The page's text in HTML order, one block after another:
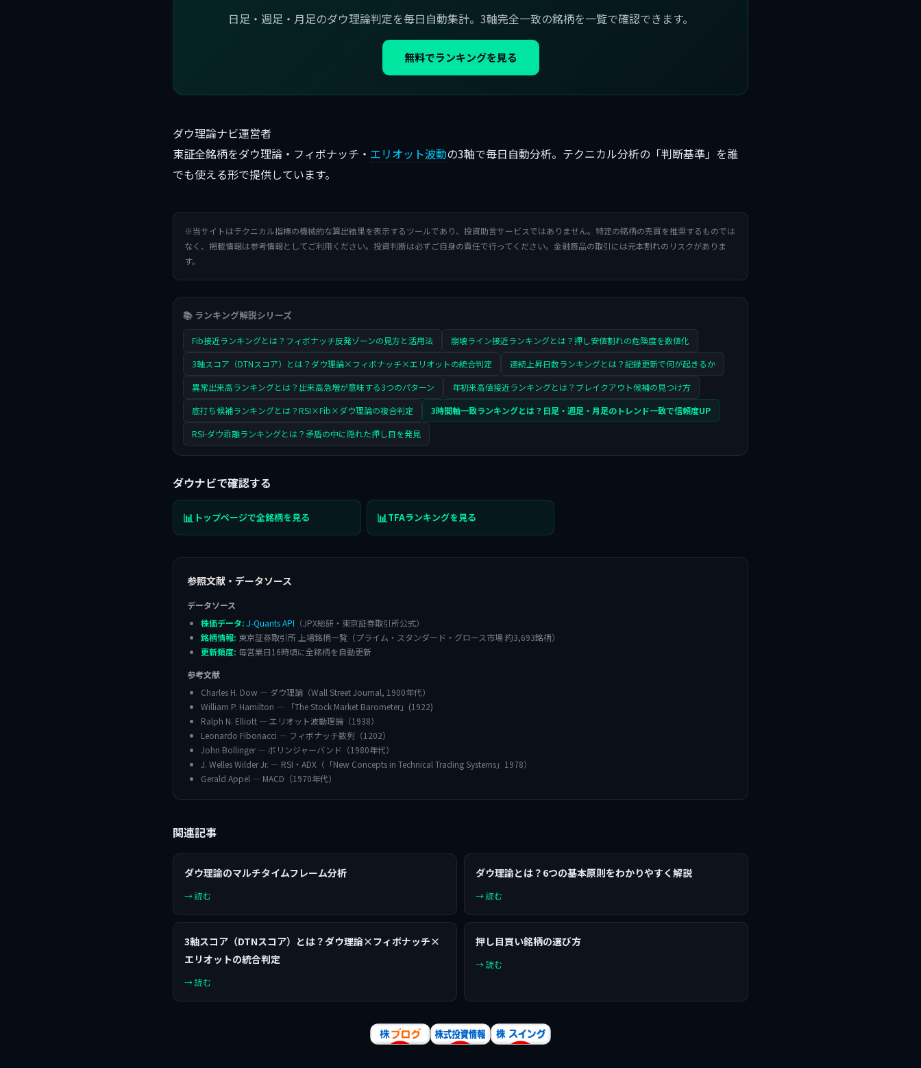
日足・週足・月足のダウ理論判定を毎日自動集計。3軸完全一致の銘柄を一覧で確認できます。
無料でランキングを見る
ダウ理論ナビ運営者
東証全銘柄をダウ理論・フィボナッチ・ エリオット波動の3軸で毎日自動分析。テクニカル分析の「判断基準」を誰
でも使える形で提供しています。
※当サイトはテクニカル指標の機械的な算出結果を表示するツールであり、投資助言サービスではありません。特定の銘柄の売買を推奨するものでは
なく、掲載情報は参考情報としてご利用ください。投資判断は必ずご自身の責任で行ってください。金融商品の取引には元本割れのリスクがありま
す。
📚 ランキング解説シリーズ
Fib接近ランキングとは？フィボナッチ反発ゾーンの見方と活用法
崩壊ライン接近ランキングとは？押し安値割れの危険度を数値化
3軸スコア（DTNスコア）とは？ダウ理論×フィボナッチ×エリオットの統合判定
連続上昇日数ランキングとは？記録更新で何が起きるか
異常出来高ランキングとは？出来高急増が意味する3つのパターン
年初来高値接近ランキングとは？ブレイクアウト候補の見つけ方
底打ち候補ランキングとは？RSI×Fib×ダウ理論の複合判定
3時間軸一致ランキングとは？日足・週足・月足のトレンド一致で信頼度UP
RSI-ダウ乖離ランキングとは？矛盾の中に隠れた押し目を発見
ダウナビで確認する
📊 トップページで全銘柄を見る 📊TFAランキングを見る
参照文献・データソース
データソース
株価データ: J-Quants API （JPX総研・東京証券取引所公式）
銘柄情報: 東京証券取引所 上場銘柄一覧（プライム・スタンダード・グロース市場 約3,693銘柄）
更新頻度: 毎営業日16時頃に全銘柄を自動更新
参考文献
Charles H. Dow — ダウ理論（Wall Street Journal, 1900年代）
William P. Hamilton — 「The Stock Market Barometer」(1922)
Ralph N. Elliott — エリオット波動理論（1938）
Leonardo Fibonacci — フィボナッチ数列（1202）
John Bollinger — ボリンジャーバンド（1980年代）
J. Welles Wilder Jr. — RSI・ADX（「New Concepts in Technical Trading Systems」1978）
Gerald Appel — MACD（1970年代）
関連記事
ダウ理論のマルチタイムフレーム分析
→ 読む
ダウ理論とは？6つの基本原則をわかりやすく解説
→ 読む
3軸スコア（DTNスコア）とは？ダウ理論×フィボナッチ×
エリオットの統合判定
→ 読む
押し目買い銘柄の選び方
→ 読む